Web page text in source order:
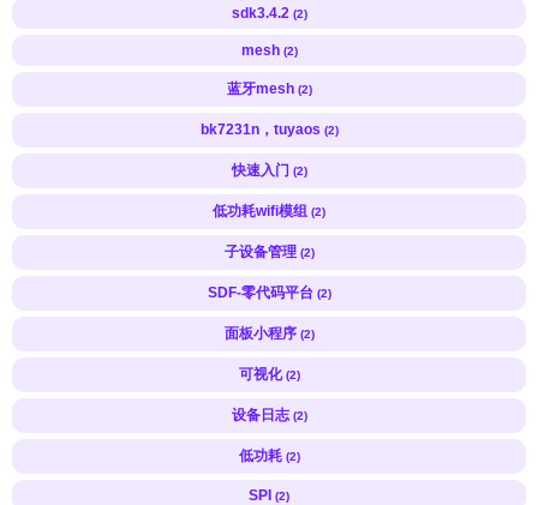
sdk3.4.2 (2)
mesh (2)
蓝牙mesh (2)
bk7231n，tuyaos (2)
快速入门 (2)
低功耗wifi模组 (2)
子设备管理 (2)
SDF-零代码平台 (2)
面板小程序 (2)
可视化 (2)
设备日志 (2)
低功耗 (2)
SPI (2)